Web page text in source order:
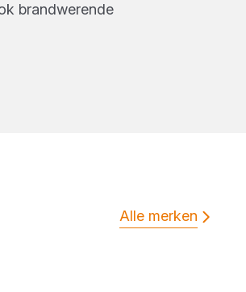
brandwerende
Alle merken